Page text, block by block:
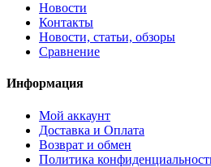
Новости
Контакты
Новости, статьи, обзоры
Сравнение
Информация
Мой аккаунт
Доставка и Оплата
Возврат и обмен
Политика